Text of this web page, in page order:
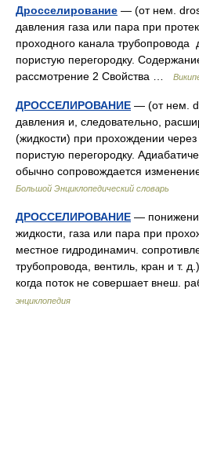
Дросселирование — (от нем.
давления газа или пара при
проходного канала трубопровода
пористую перегородку.
рассмотрение 2 Свойства …
ДРОССЕЛИРОВАНИЕ — (от нем.
давления и, следовательно,
(жидкости) при прохождении
пористую перегородку.
обычно сопровождается
Большой Энциклопедический словарь
ДРОССЕЛИРОВАНИЕ —
жидкости, газа или пара при
местное гидродинамич.
трубопровода, вентиль, кран и т.
когда поток не совершает внеш.
энциклопедия